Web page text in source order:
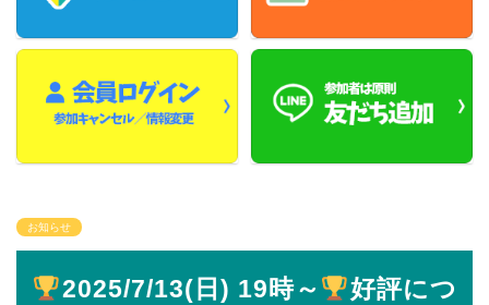
お知らせ
2025/7/13(日) 19時～
好評につ